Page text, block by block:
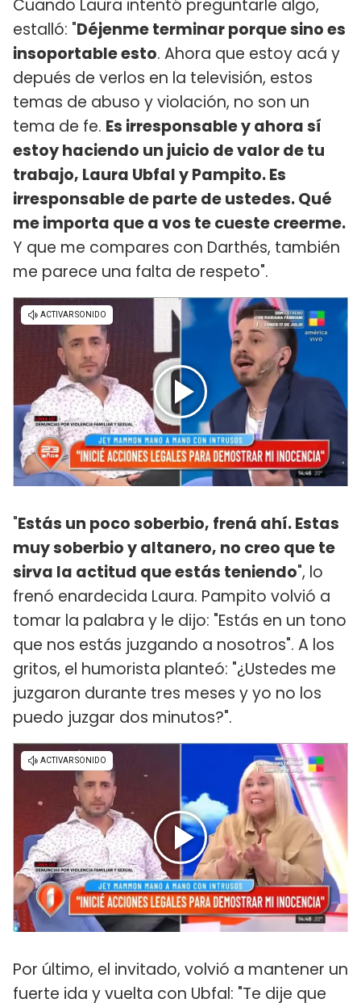
Cuando Laura intentó preguntarle algo,
estalló: "Déjenme terminar porque sino es
insoportable esto. Ahora que estoy acá y
depués de verlos en la televisión, estos
temas de abuso y violación, no son un
tema de fe. Es irresponsable y ahora sí
estoy haciendo un juicio de valor de tu
trabajo, Laura Ubfal y Pampito. Es
irresponsable de parte de ustedes. Qué
me importa que a vos te cueste creerme.
Y que me compares con Darthés, también
me parece una falta de respeto".
"Estás un poco soberbio, frená ahí. Estas
muy soberbio y altanero, no creo que te
sirva la actitud que estás teniendo", lo
frenó enardecida Laura. Pampito volvió a
tomar la palabra y le dijo: "Estás en un tono
que nos estás juzgando a nosotros". A los
gritos, el humorista planteó: "¿Ustedes me
juzgaron durante tres meses y yo no los
puedo juzgar dos minutos?".
Por último, el invitado, volvió a mantener un
fuerte ida y vuelta con Ubfal: "Te dije que